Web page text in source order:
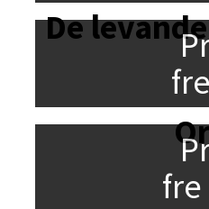
De
fre